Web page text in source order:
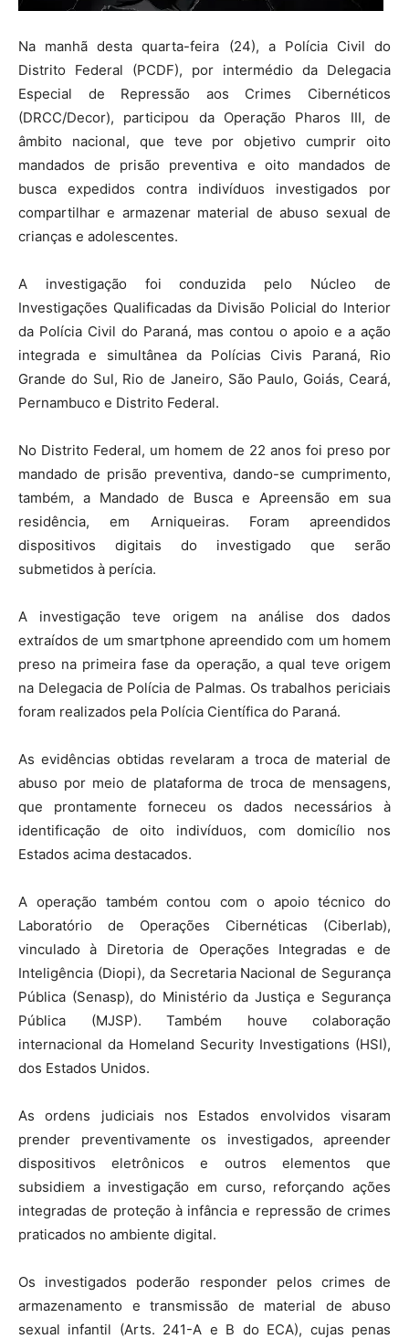
Na manhã desta quarta-feira (24), a Polícia Civil do
Distrito Federal (PCDF), por intermédio da Delegacia
Especial de Repressão aos Crimes Cibernéticos
(DRCC/Decor), participou da Operação Pharos III, de
âmbito nacional, que teve por objetivo cumprir oito
mandados de prisão preventiva e oito mandados de
busca expedidos contra indivíduos investigados por
compartilhar e armazenar material de abuso sexual de
crianças e adolescentes.
A investigação foi conduzida pelo Núcleo de
Investigações Qualificadas da Divisão Policial do Interior
da Polícia Civil do Paraná, mas contou o apoio e a ação
integrada e simultânea da Polícias Civis Paraná, Rio
Grande do Sul, Rio de Janeiro, São Paulo, Goiás, Ceará,
Pernambuco e Distrito Federal.
No Distrito Federal, um homem de 22 anos foi preso por
mandado de prisão preventiva, dando-se cumprimento,
também, a Mandado de Busca e Apreensão em sua
residência, em Arniqueiras. Foram apreendidos
dispositivos digitais do investigado que serão
submetidos à perícia.
A investigação teve origem na análise dos dados
extraídos de um smartphone apreendido com um homem
preso na primeira fase da operação, a qual teve origem
na Delegacia de Polícia de Palmas. Os trabalhos periciais
foram realizados pela Polícia Científica do Paraná.
As evidências obtidas revelaram a troca de material de
abuso por meio de plataforma de troca de mensagens,
que prontamente forneceu os dados necessários à
identificação de oito indivíduos, com domicílio nos
Estados acima destacados.
A operação também contou com o apoio técnico do
Laboratório de Operações Cibernéticas (Ciberlab),
vinculado à Diretoria de Operações Integradas e de
Inteligência (Diopi), da Secretaria Nacional de Segurança
Pública (Senasp), do Ministério da Justiça e Segurança
Pública (MJSP). Também houve colaboração
internacional da Homeland Security Investigations (HSI),
dos Estados Unidos.
As ordens judiciais nos Estados envolvidos visaram
prender preventivamente os investigados, apreender
dispositivos eletrônicos e outros elementos que
subsidiem a investigação em curso, reforçando ações
integradas de proteção à infância e repressão de crimes
praticados no ambiente digital.
Os investigados poderão responder pelos crimes de
armazenamento e transmissão de material de abuso
sexual infantil (Arts. 241-A e B do ECA), cujas penas